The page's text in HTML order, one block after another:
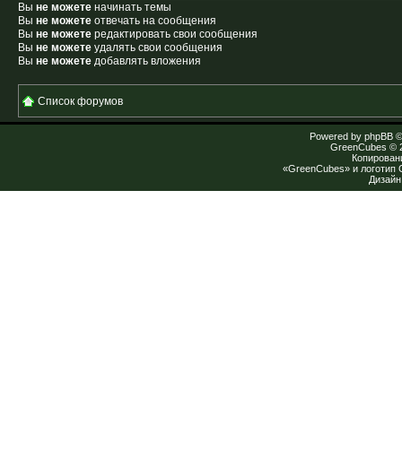
Вы не можете начинать темы
Вы не можете отвечать на сообщения
Вы не можете редактировать свои сообщения
Вы не можете удалять свои сообщения
Вы не можете добавлять вложения
Список форумов
Powered by phpBB
GreenCubes ©
«GreenCubes» и